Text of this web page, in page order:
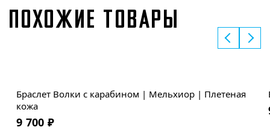
ПОХОЖИЕ ТОВАРЫ
Браслет Волки с карабином | Мельхиор | Плетеная
кожа
9 700 ₽